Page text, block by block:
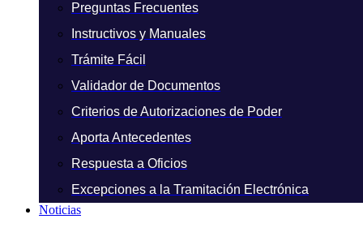
Preguntas Frecuentes
Instructivos y Manuales
Trámite Fácil
Validador de Documentos
Criterios de Autorizaciones de Poder
Aporta Antecedentes
Respuesta a Oficios
Excepciones a la Tramitación Electrónica
Noticias